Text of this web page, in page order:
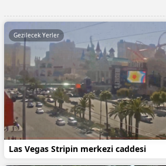
Las Vegas Stripin merkezi caddesi
Gezilecek Yerler